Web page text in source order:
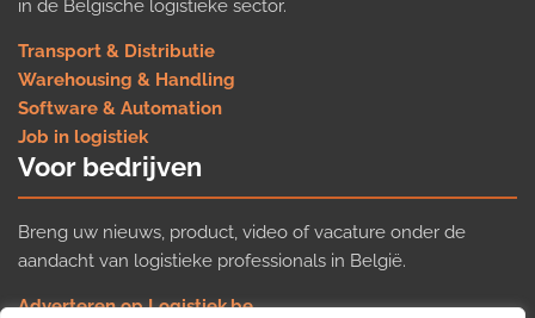
in de Belgische logistieke sector.
Transport & Distributie
Warehousing & Handling
Software & Automation
Job in logistiek
Voor bedrijven
Breng uw nieuws, product, video of vacature onder de
aandacht van logistieke professionals in België.
Adverteren op Logistiek.be